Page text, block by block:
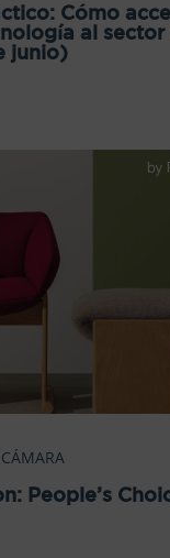
Cómo
al sector
junio)
People’s